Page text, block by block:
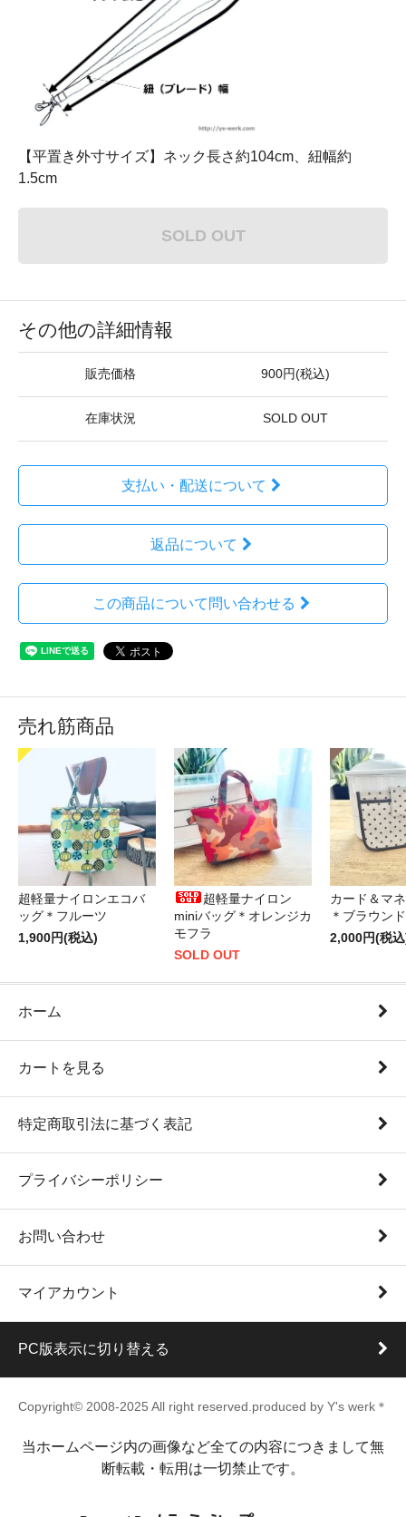
【平置き外寸サイズ】ネック長さ約104cm、紐幅約
1.5cm
SOLD OUT
その他の詳細情報
販売価格 900円(税込)
在庫状況 SOLD OUT
支払い・配送について
返品について
この商品について問い合わせる
売れ筋商品
超軽量ナイロンエコバ
ッグ＊フルーツ
1,900円(税込)
超軽量ナイロン
miniバッグ＊オレンジカ
モフラ
SOLD OUT
カード＆マ
＊ブラウン
2,000円(税
ホーム
カートを見る
特定商取引法に基づく表記
プライバシーポリシー
お問い合わせ
マイアカウント
PC版表示に切り替える
Copyright© 2008-2025 All right reserved.produced by Y's werk＊
当ホームページ内の画像など全ての内容につきまして無
断転載・転用は一切禁止です。